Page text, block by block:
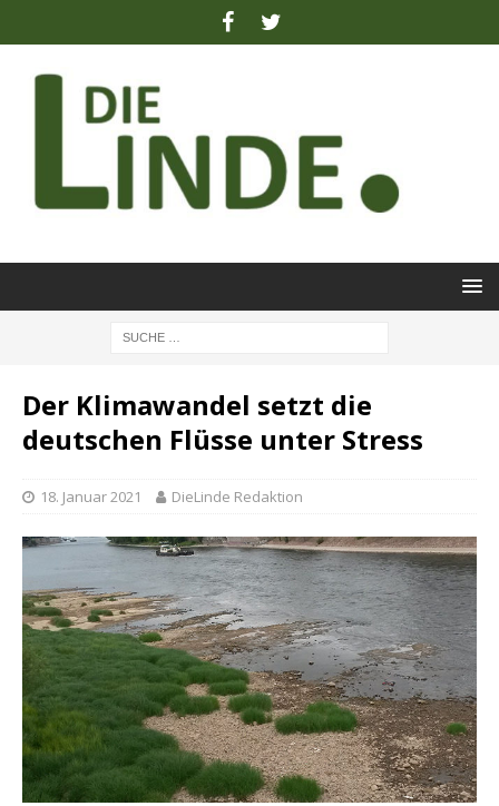
Der Klimawandel setzt die
deutschen Flüsse unter Stress
18. Januar 2021 DieLinde Redaktion